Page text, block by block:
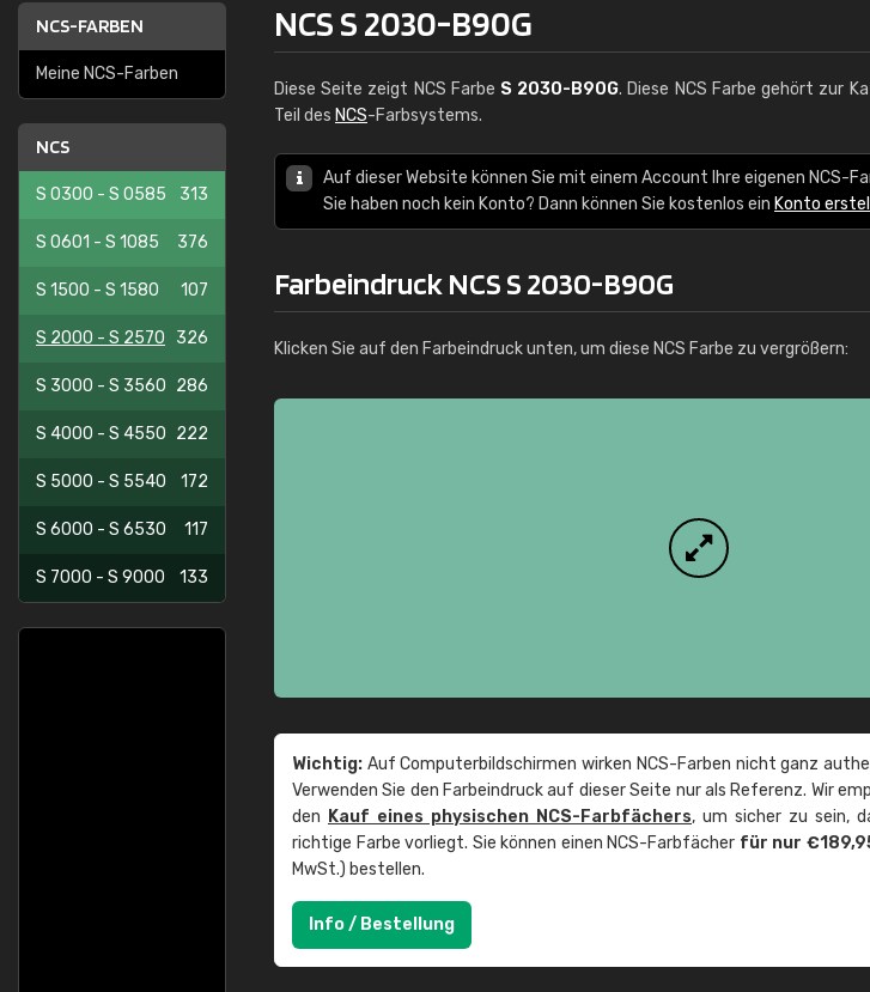
NCS-FARBEN
Meine NCS-Farben
NCS
S 0300 - S 0585 313
S 0601 - S 1085 376
S 1500 - S 1580 107
S 2000 - S 2570 326
S 3000 - S 3560 286
S 4000 - S 4550 222
S 5000 - S 5540 172
S 6000 - S 6530 117
S 7000 - S 9000 133
NCS S 2030-B90G
Diese Seite zeigt NCS Farbe S 2030-B90G. Diese NCS Farbe gehört zur
Teil des NCS-Farbsystems.
Auf dieser Website können Sie mit einem Account Ihre eigenen NCS-
Sie haben noch kein Konto? Dann können Sie kostenlos ein Konto
Farbeindruck NCS S 2030-B90G
Klicken Sie auf den Farbeindruck unten, um diese NCS Farbe zu vergrößern:
Wichtig: Auf Computerbildschirmen wirken NCS-Farben nicht ganz
Verwenden Sie den Farbeindruck auf dieser Seite nur als Referenz. Wir
den Kauf eines physischen NCS-Farbfächers, um sicher zu sein,
richtige Farbe vorliegt. Sie können einen NCS-Farbfächer für nur
MwSt.) bestellen.
Info / Bestellung